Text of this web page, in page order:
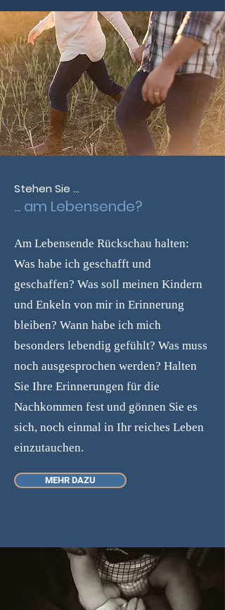
Stehen Sie ...
... am Lebensende?
Am Lebensende Rückschau halten:
Was habe ich geschafft und
geschaffen? Was soll meinen Kindern
und Enkeln von mir in Erinnerung
bleiben? Wann habe ich mich
besonders lebendig gefühlt? Was muss
noch ausgesprochen werden? Halten
Sie Ihre Erinnerungen für die
Nachkommen fest und gönnen Sie es
sich, noch einmal in Ihr reiches Leben
einzutauchen.
MEHR DAZU